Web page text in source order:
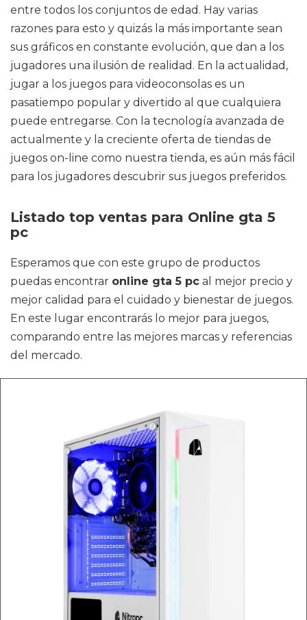
entre todos los conjuntos de edad. Hay varias
razones para esto y quizás la más importante sean
sus gráficos en constante evolución, que dan a los
jugadores una ilusión de realidad. En la actualidad,
jugar a los juegos para videoconsolas es un
pasatiempo popular y divertido al que cualquiera
puede entregarse. Con la tecnología avanzada de
actualmente y la creciente oferta de tiendas de
juegos on-line como nuestra tienda, es aún más fácil
para los jugadores descubrir sus juegos preferidos.
Listado top ventas para Online gta 5
pc
Esperamos que con este grupo de productos
puedas encontrar online gta 5 pc al mejor precio y
mejor calidad para el cuidado y bienestar de juegos.
En este lugar encontrarás lo mejor para juegos,
comparando entre las mejores marcas y referencias
del mercado.